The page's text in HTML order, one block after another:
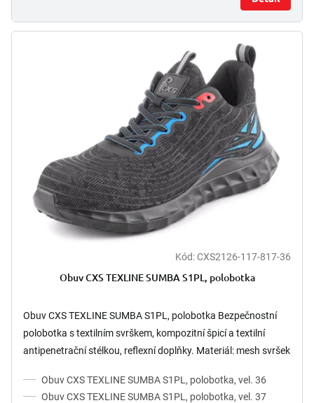
Kód:CXS2126-117-817-36
Obuv CXS TEXLINE SUMBA S1PL, polobotka
Obuv CXS TEXLINE SUMBA S1PL, polobotka Bezpečnostní
polobotka s textilním svrškem, kompozitní špicí a textilní
antipenetrační stélkou, reflexní doplňky. Materiál: mesh svršek
Obuv CXS TEXLINE SUMBA S1PL, polobotka, vel. 36
Obuv CXS TEXLINE SUMBA S1PL, polobotka, vel. 37